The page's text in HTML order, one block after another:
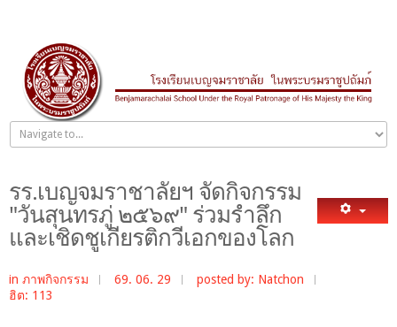
รร.เบญจมราชาลัยฯ จัดกิจกรรม
"วันสุนทรภู่ ๒๕๖๙" ร่วมรำลึก
และเชิดชูเกียรติกวีเอกของโลก
in ภาพกิจกรรม 69. 06. 29
posted by: Natchon
ฮิต: 113